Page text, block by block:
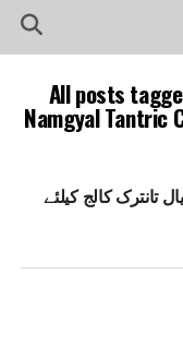
All posts
Namgyal Tantric
تانترک کالج کیلئے